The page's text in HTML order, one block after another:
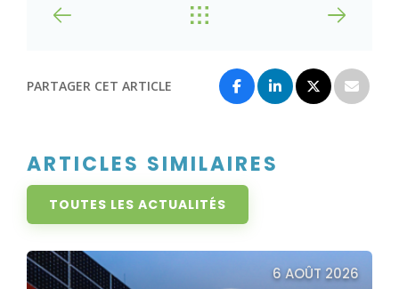
PARTAGER CET ARTICLE
ARTICLES SIMILAIRES
TOUTES LES ACTUALITÉS
6 AOÛT 2026